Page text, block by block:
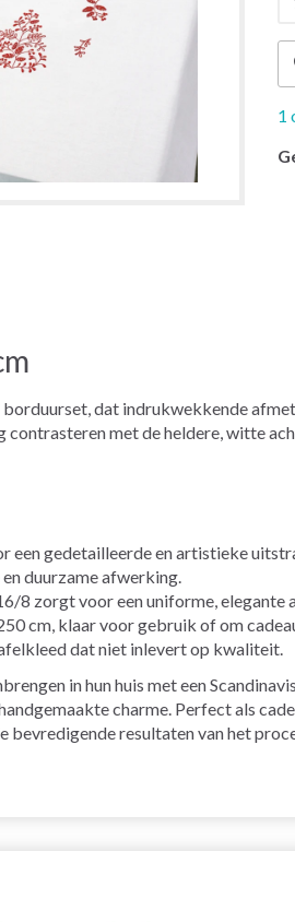
1
dat indrukwekkende
met de heldere, witte
een gedetailleerde en artistieke
duurzame afwerking.
8 zorgt voor een uniforme, elegante
cm, klaar voor gebruik of om
dat niet inlevert op kwaliteit.
in hun huis met een
charme. Perfect als
bevredigende resultaten van het